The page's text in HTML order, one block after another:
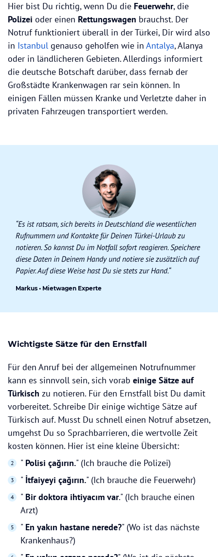
Hier bist Du richtig, wenn Du die Feuerwehr, die
Polizei oder einen Rettungswagen brauchst. Der
Notruf funktioniert überall in der Türkei, Dir wird also
in Istanbul genauso geholfen wie in Antalya, Alanya
oder in ländlicheren Gebieten. Allerdings informiert
die deutsche Botschaft darüber, dass fernab der
Großstädte Krankenwagen rar sein können. In
einigen Fällen müssen Kranke und Verletzte daher in
privaten Fahrzeugen transportiert werden.
“Es ist ratsam, sich bereits in Deutschland die wesentlichen
Rufnummern und Kontakte für Deinen Türkei-Urlaub zu
notieren. So kannst Du im Notfall sofort reagieren. Speichere
diese Daten in Deinem Handy und notiere sie zusätzlich auf
Papier. Auf diese Weise hast Du sie stets zur Hand.“
Markus • Mietwagen Experte
Wichtigste Sätze für den Ernstfall
Für den Anruf bei der allgemeinen Notrufnummer
kann es sinnvoll sein, sich vorab einige Sätze auf
Türkisch zu notieren. Für den Ernstfall bist Du damit
vorbereitet. Schreibe Dir einige wichtige Sätze auf
Türkisch auf. Musst Du schnell einen Notruf absetzen,
umgehst Du so Sprachbarrieren, die wertvolle Zeit
kosten können. Hier ist eine kleine Übersicht:
" Polisi çağırın." (Ich brauche die Polizei)
" İtfaiyeyi çağırın." (Ich brauche die Feuerwehr)
" Bir doktora ihtiyacım var." (Ich brauche einen
Arzt)
" En yakın hastane nerede?" (Wo ist das nächste
Krankenhaus?)